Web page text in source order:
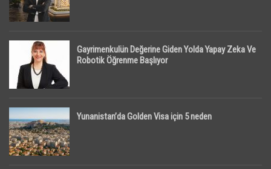
Gayrimenkulün Değerine Giden Yolda Yapay Zeka Ve
Robotik Öğrenme Başlıyor
Yunanistan’da Golden Visa için 5 neden